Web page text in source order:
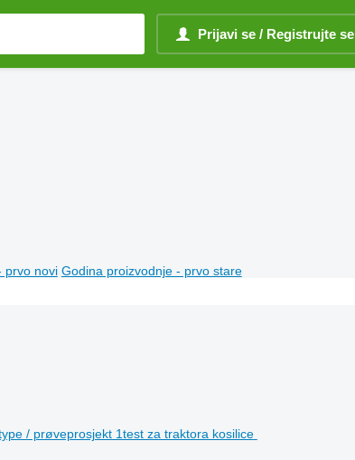
Prijavi se / Registrujte se
prvo novi Godina proizvodnje - prvo stare